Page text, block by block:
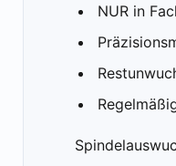
NUR in